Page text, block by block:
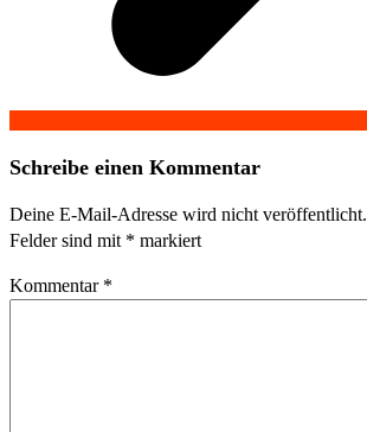
Schreibe einen Kommentar
Deine E-Mail-Adresse wird nicht veröffentlicht.
Felder sind mit * markiert
Kommentar *